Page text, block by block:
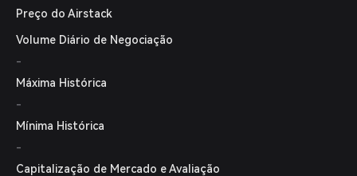
gerenciar ativos cripto em qualquer lugar.
Preço do Airstack
Volume Diário de Negociação
-
Máxima Histórica
-
Mínima Histórica
-
Capitalização de Mercado e Avaliação